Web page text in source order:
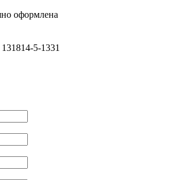
оформлена
5-1331